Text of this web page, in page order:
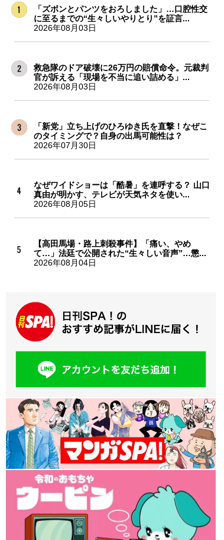
「ズボンとパンツをおろしました」…口腔性交
に至るまでの“生々しいやりとり”を証言...
2026年08月03日
救急隊のドア破壊に26万円の賠償命令。元裁判
官が訴える「現場を不当に追い詰める」...
2026年08月03日
「新党」立ち上げのひろゆき氏を直撃！なぜこ
のタイミングで？自身の出馬可能性は？
2026年07月30日
なぜワイドショーは「酷暑」を連呼する？ 山口
真由が明かす、テレビが天気ネタを使い...
2026年08月05日
【高田馬場・路上刺殺事件】「痛い、やめ
て…」法廷で公開された“生々しい音声”…懲...
2026年08月04日